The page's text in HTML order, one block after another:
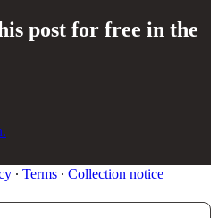
post for free in the
∙ Terms ∙ Collection notice